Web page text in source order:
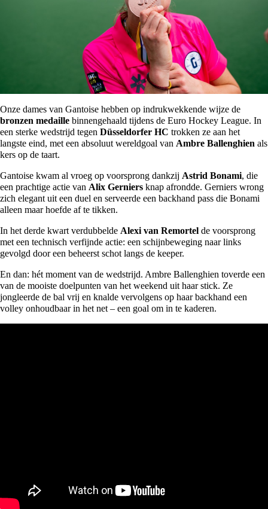
Onze dames van Gantoise hebben op indrukwekkende wijze de
bronzen medaille binnengehaald tijdens de Euro Hockey League. In
een sterke wedstrijd tegen Düsseldorfer HC trokken ze aan het
langste eind, met een absoluut wereldgoal van Ambre Ballenghien als
kers op de taart.
Gantoise kwam al vroeg op voorsprong dankzij Astrid Bonami, die
een prachtige actie van Alix Gerniers knap afrondde. Gerniers wrong
zich elegant uit een duel en serveerde een backhand pass die Bonami
alleen maar hoefde af te tikken.
In het derde kwart verdubbelde Alexi van Remortel de voorsprong
met een technisch verfijnde actie: een schijnbeweging naar links
gevolgd door een beheerst schot langs de keeper.
En dan: hét moment van de wedstrijd. Ambre Ballenghien toverde een
van de mooiste doelpunten van het weekend uit haar stick. Ze
jongleerde de bal vrij en knalde vervolgens op haar backhand een
volley onhoudbaar in het net – een goal om in te kaderen.